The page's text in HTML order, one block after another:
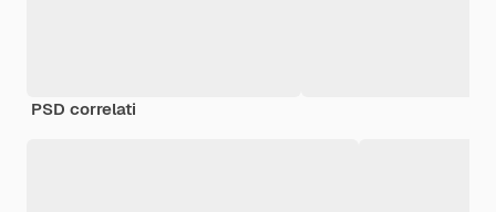
PSD correlati